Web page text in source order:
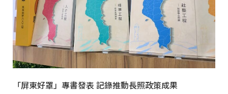
「屏東好罩」專書發表 記錄推動長照政策成果